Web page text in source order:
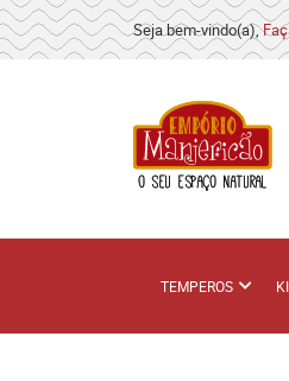
Seja bem-vindo(a),
TEMPEROS